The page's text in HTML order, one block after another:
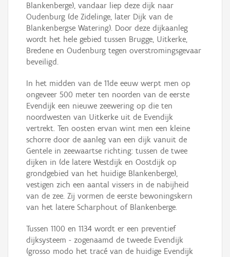
Blankenberge), vandaar liep deze dijk naar
Oudenburg (de Zidelinge, later Dijk van de
Blankenbergse Watering). Door deze dijkaanleg
wordt het hele gebied tussen Brugge, Uitkerke,
Bredene en Oudenburg tegen overstromingsgevaar
beveiligd.
In het midden van de 11de eeuw werpt men op
ongeveer 500 meter ten noorden van de eerste
Evendijk een nieuwe zeewering op die ten
noordwesten van Uitkerke uit de Evendijk
vertrekt. Ten oosten ervan wint men een kleine
schorre door de aanleg van een dijk vanuit de
Gentele in zeewaartse richting: tussen de twee
dijken in (de latere Westdijk en Oostdijk op
grondgebied van het huidige Blankenberge),
vestigen zich een aantal vissers in de nabijheid
van de zee. Zij vormen de eerste bewoningskern
van het latere Scharphout of Blankenberge.
Tussen 1100 en 1134 wordt er een preventief
dijksysteem - zogenaamd de tweede Evendijk
(grosso modo het tracé van de huidige Evendijk